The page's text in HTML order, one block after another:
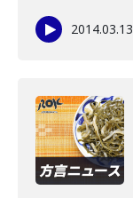
2014.03.13